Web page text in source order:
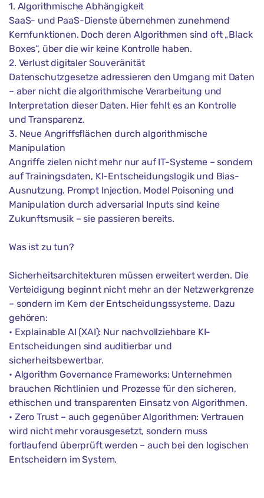
1. Algorithmische Abhängigkeit
SaaS- und PaaS-Dienste übernehmen zunehmend
Kernfunktionen. Doch deren Algorithmen sind oft „Black
Boxes“, über die wir keine Kontrolle haben.
2. Verlust digitaler Souveränität
Datenschutzgesetze adressieren den Umgang mit Daten
– aber nicht die algorithmische Verarbeitung und
Interpretation dieser Daten. Hier fehlt es an Kontrolle
und Transparenz.
3. Neue Angriffsflächen durch algorithmische
Manipulation
Angriffe zielen nicht mehr nur auf IT-Systeme – sondern
auf Trainingsdaten, KI-Entscheidungslogik und Bias-
Ausnutzung. Prompt Injection, Model Poisoning und
Manipulation durch adversarial Inputs sind keine
Zukunftsmusik – sie passieren bereits.
Was ist zu tun?
Sicherheitsarchitekturen müssen erweitert werden. Die
Verteidigung beginnt nicht mehr an der Netzwerkgrenze
– sondern im Kern der Entscheidungssysteme. Dazu
gehören:
• Explainable AI (XAI): Nur nachvollziehbare KI-
Entscheidungen sind auditierbar und
sicherheitsbewertbar.
• Algorithm Governance Frameworks: Unternehmen
brauchen Richtlinien und Prozesse für den sicheren,
ethischen und transparenten Einsatz von Algorithmen.
• Zero Trust – auch gegenüber Algorithmen: Vertrauen
wird nicht mehr vorausgesetzt, sondern muss
fortlaufend überprüft werden – auch bei den logischen
Entscheidern im System.